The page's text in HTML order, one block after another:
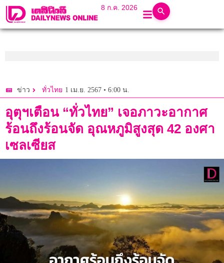
8 ก.ค. 2026
ข่าว ทั่วไทย 1 เม.ย. 2567 • 6:00 น.
อุตุฯเตือน “ทั่วไทย” เจอภาวะอากาศ
ร้อนถึงร้อนจัด อุณหภูมิสูงสุด 42 องศา
เซลเซียส